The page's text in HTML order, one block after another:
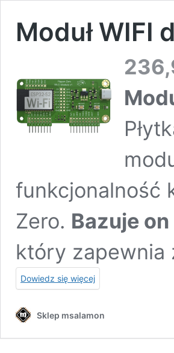
Moduł WIFI
funkcjonalność
Zero. Bazuje
który zapewnia
Dowiedz się więcej
Sklep msalamon